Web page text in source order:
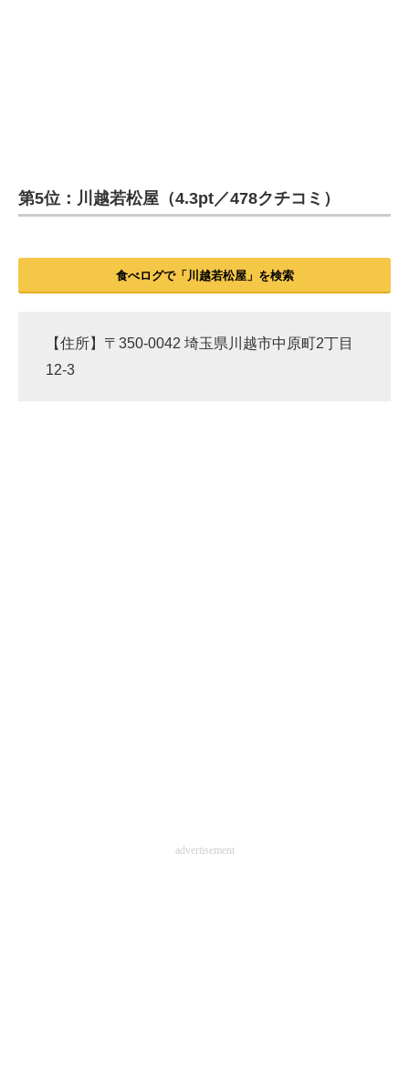
第5位：川越若松屋（4.3pt／478クチコミ）
食べログで「川越若松屋」を検索
【住所】〒350-0042 埼玉県川越市中原町2丁目
12-3
advertisement